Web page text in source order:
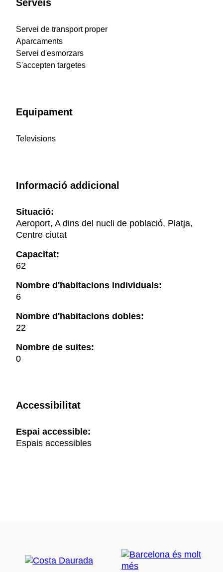
Serveis
Servei de transport proper
Aparcaments
Servei d'esmorzars
S'accepten targetes
Equipament
Televisions
Informació addicional
Situació:
Aeroport, A dins del nucli de població, Platja,
Centre ciutat
Capacitat:
62
Nombre d'habitacions individuals:
6
Nombre d'habitacions dobles:
22
Nombre de suites:
0
Accessibilitat
Espai accessible:
Espais accessibles